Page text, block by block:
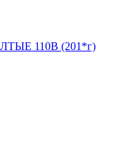
110В (201*г)